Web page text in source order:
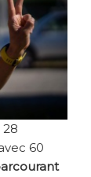
28
60